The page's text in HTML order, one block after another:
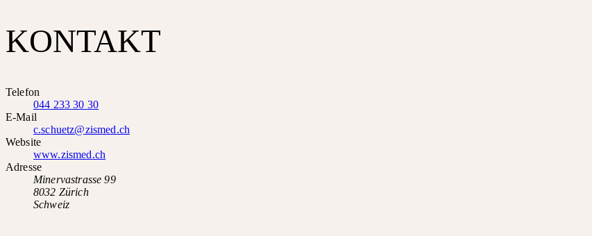
KONTAKT
Telefon
044 233 30 30
E-Mail
c.schuetz@zismed.ch
Website
www.zismed.ch
Adresse
Minervastrasse 99
8032 Zürich
Schweiz